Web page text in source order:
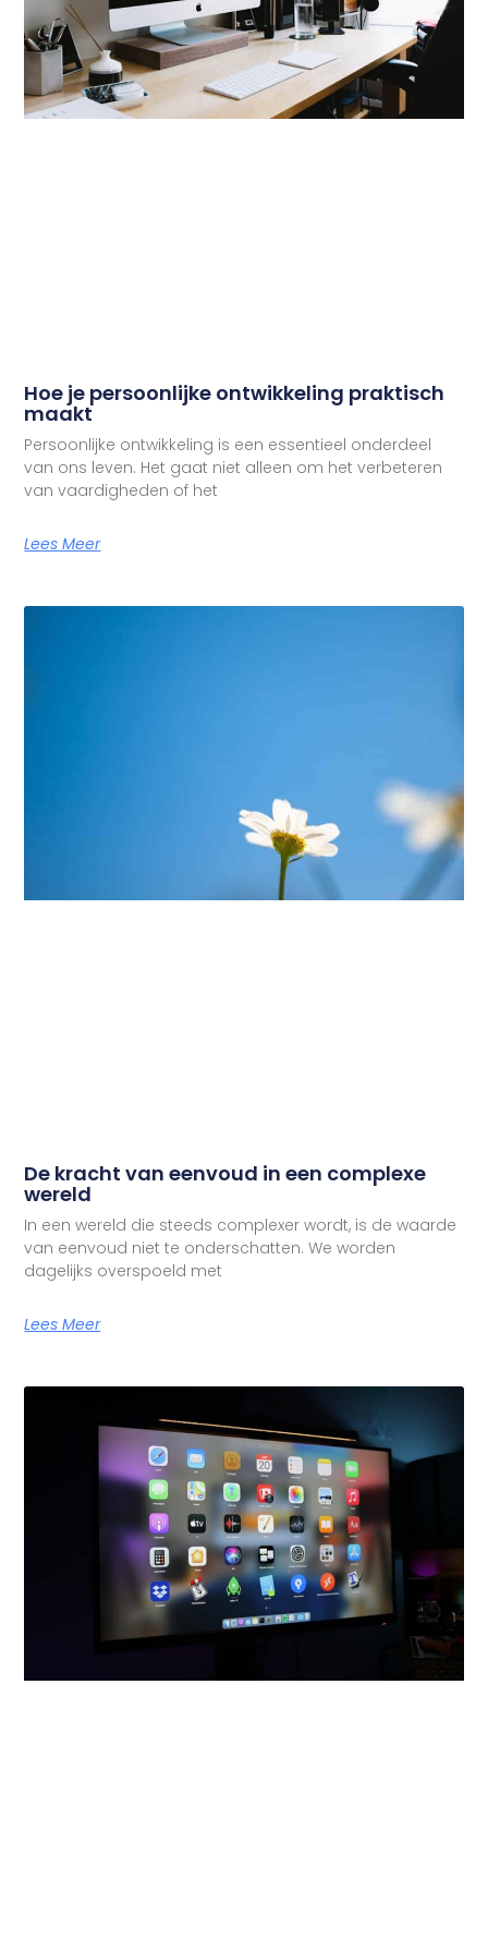
Hoe je persoonlijke ontwikkeling praktisch
maakt
Persoonlijke ontwikkeling is een essentieel onderdeel
van ons leven. Het gaat niet alleen om het verbeteren
van vaardigheden of het
Lees Meer
De kracht van eenvoud in een complexe
wereld
In een wereld die steeds complexer wordt, is de waarde
van eenvoud niet te onderschatten. We worden
dagelijks overspoeld met
Lees Meer